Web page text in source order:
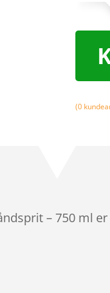
(0
– 750 ml